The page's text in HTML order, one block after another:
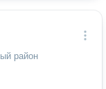
район